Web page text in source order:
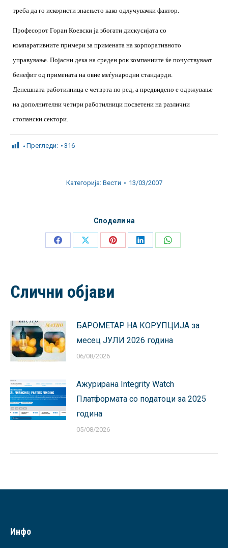
треба да го искористи знаењето како одлучувачки фактор.
Професорот Горан Коевски ја збогати дискусијата со
компаративните примери за примената на корпоративното
управување. Појасни дека на среден рок компаниите ќе почуствуваат
бенефит од примената на овие меѓународни стандарди.
Денешната работилница е четврта по ред, а предвидено е одржување
на дополнителни четири работилници посветени на различни
стопански сектори.
Прегледи: 316
Категорија: Вести 13/03/2007
Сподели на
Share
Share
Share
Share
Share
Слични објави
БАРОМЕТАР НА КОРУПЦИЈА за
месец ЈУЛИ 2026 година
06/08/2026
Ажурирана Integrity Watch
Платформата со податоци за 2025
година
05/08/2026
Инфо